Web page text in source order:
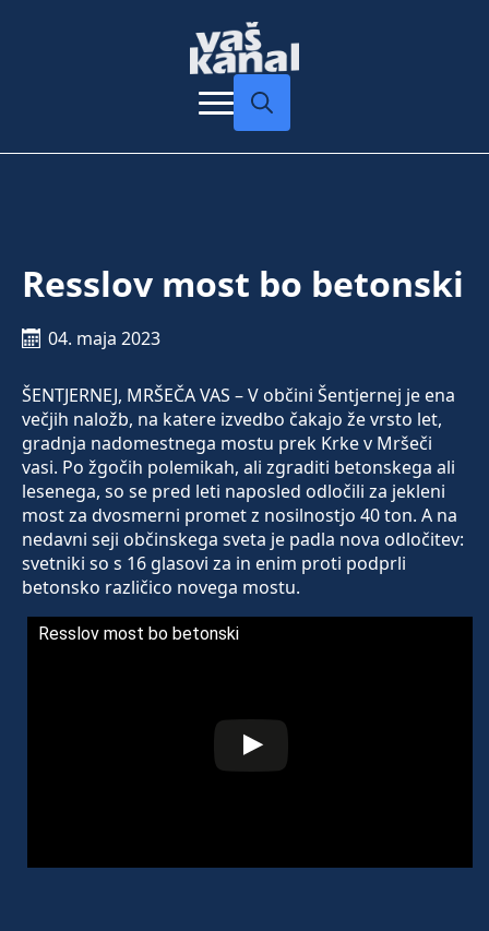
Resslov most bo betonski
04. maja 2023
ŠENTJERNEJ, MRŠEČA VAS – V občini Šentjernej je ena
večjih naložb, na katere izvedbo čakajo že vrsto let,
gradnja nadomestnega mostu prek Krke v Mršeči
vasi. Po žgočih polemikah, ali zgraditi betonskega ali
lesenega, so se pred leti naposled odločili za jekleni
most za dvosmerni promet z nosilnostjo 40 ton. A na
nedavni seji občinskega sveta je padla nova odločitev:
svetniki so s 16 glasovi za in enim proti podprli
betonsko različico novega mostu.
Resslov most bo betonski